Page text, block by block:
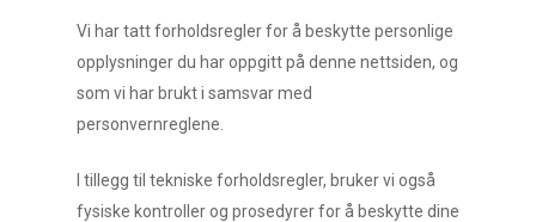
Vi har tatt forholdsregler for å beskytte personlige
opplysninger du har oppgitt på denne nettsiden, og
som vi har brukt i samsvar med
personvernreglene.
I tillegg til tekniske forholdsregler, bruker vi også
fysiske kontroller og prosedyrer for å beskytte dine